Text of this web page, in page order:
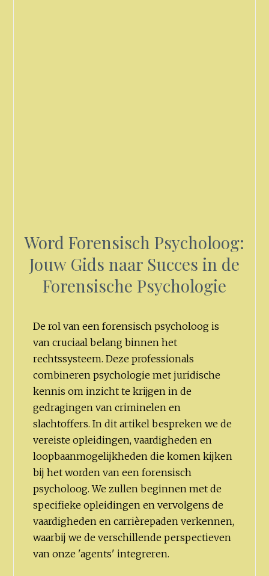
Word Forensisch Psycholoog:
Jouw Gids naar Succes in de
Forensische Psychologie
De rol van een forensisch psycholoog is
van cruciaal belang binnen het
rechtssysteem. Deze professionals
combineren psychologie met juridische
kennis om inzicht te krijgen in de
gedragingen van criminelen en
slachtoffers. In dit artikel bespreken we de
vereiste opleidingen, vaardigheden en
loopbaanmogelijkheden die komen kijken
bij het worden van een forensisch
psycholoog. We zullen beginnen met de
specifieke opleidingen en vervolgens de
vaardigheden en carrièrepaden verkennen,
waarbij we de verschillende perspectieven
van onze 'agents' integreren.